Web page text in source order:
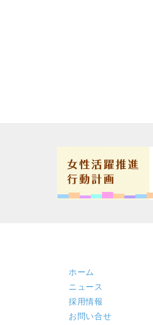
ホーム
ニュース
採用情報
お問い合せ